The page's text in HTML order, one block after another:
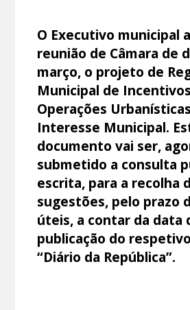
O Executivo municipal
reunião de Câmara de
março, o projeto de
Municipal de
Operações
Interesse Municipal.
documento vai ser,
submetido a consulta
escrita, para a recolha
sugestões, pelo prazo
úteis, a contar da data
publicação do
“Diário da República”.